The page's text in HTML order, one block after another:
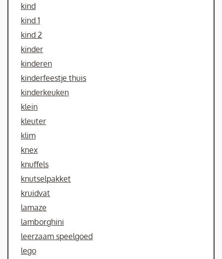
kind
kind 1
kind 2
kinder
kinderen
kinderfeestje thuis
kinderkeuken
klein
kleuter
klim
knex
knuffels
knutselpakket
kruidvat
lamaze
lamborghini
leerzaam speelgoed
lego